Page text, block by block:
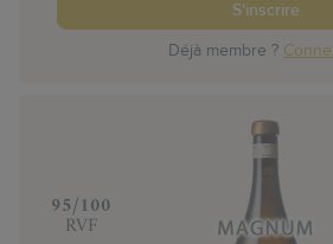
S'inscrire
Déjà membre ?
‍95/100
RVF